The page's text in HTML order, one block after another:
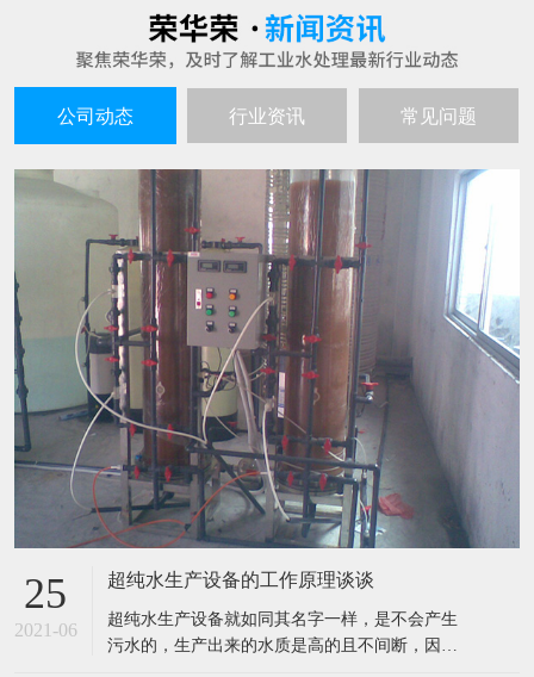
公司动态 行业资讯 常见问题
25
2021-06
超纯水生产设备的工作原理谈谈
超纯水生产设备就如同其名字一样，是不会产生
污水的，生产出来的水质是高的且不间断，因此